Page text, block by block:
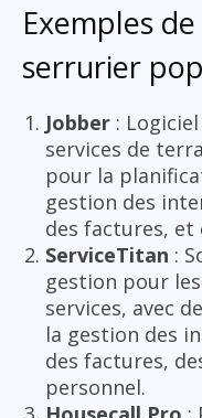
Exemples
serrurier
Jobber :
services de
pour la
gestion des
des factures, et
ServiceTitan :
gestion pour
services, avec
la gestion des
des factures,
personnel.